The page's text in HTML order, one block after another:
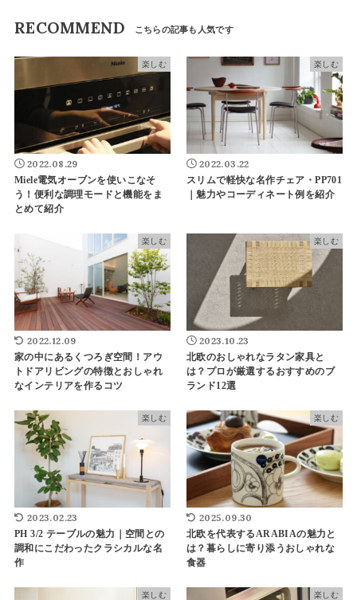
RECOMMEND
楽しむ
2022.08.29
Miele電気オーブンを使いこなそ
う！便利な調理モードと機能をま
とめて紹介
楽しむ
2022.03.22
スリムで軽快な名作チェア・PP701
｜魅力やコーディネート例を紹介
楽しむ
2022.12.09
家の中にあるくつろぎ空間！アウ
トドアリビングの特徴とおしゃれ
なインテリアを作るコツ
楽しむ
2023.10.23
北欧のおしゃれなラタン家具と
は？プロが厳選するおすすめのブ
ランド12選
楽しむ
2023.02.23
PH 3/2 テーブルの魅力｜空間との
調和にこだわったクラシカルな名
作
楽しむ
2025.09.30
北欧を代表するARABIAの魅力と
は？暮らしに寄り添うおしゃれな
食器
楽しむ 楽しむ